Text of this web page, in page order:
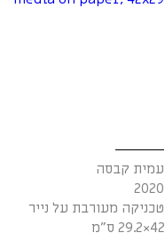
עמית קבסה
2020
טכניקה מעורבת על נייר
42×29.2 ס"מ